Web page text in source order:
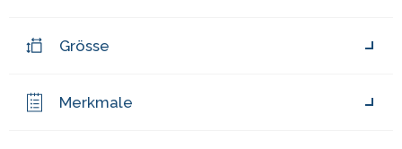
Grösse
Merkmale